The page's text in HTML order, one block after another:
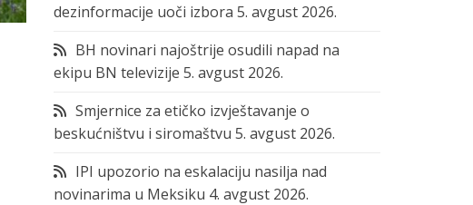
dezinformacije uoči izbora 5. avgust 2026.
BH novinari najoštrije osudili napad na
ekipu BN televizije 5. avgust 2026.
Smjernice za etičko izvještavanje o
beskućništvu i siromaštvu 5. avgust 2026.
IPI upozorio na eskalaciju nasilja nad
novinarima u Meksiku 4. avgust 2026.